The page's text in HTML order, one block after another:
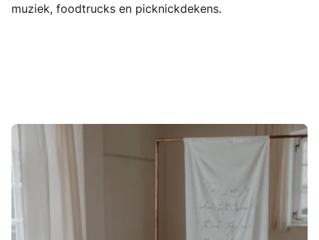
muziek, foodtrucks en picknickdekens.